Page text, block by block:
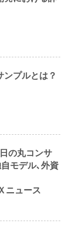
ンプルとは？
の丸コンサ
モデル､外資
ニュース